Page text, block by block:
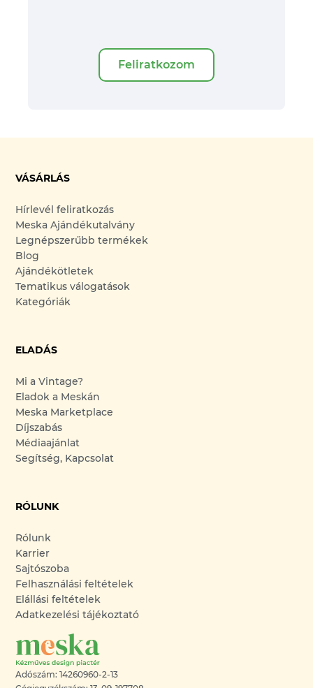
Feliratkozom
VÁSÁRLÁS
Hírlevél feliratkozás
Meska Ajándékutalvány
Legnépszerűbb termékek
Blog
Ajándékötletek
Tematikus válogatások
Kategóriák
ELADÁS
Mi a Vintage?
Eladok a Meskán
Meska Marketplace
Díjszabás
Médiaajánlat
Segítség, Kapcsolat
RÓLUNK
Rólunk
Karrier
Sajtószoba
Felhasználási feltételek
Elállási feltételek
Adatkezelési tájékoztató
Adószám: 14260960-2-13